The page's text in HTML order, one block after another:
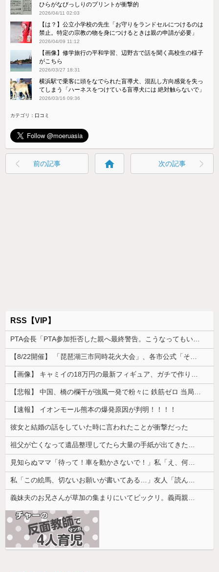
ひらがなびっしりのプリントが衝撃的
2026/04/11 02:03
【は？】公立小学校の先生「お守りをランドセルにつけるのは
禁止。特定の宗教の物を身につけるときは親の申請が必要」
2026/04/09 11:12
【画像】修学旅行の平和学習、辺野古で話を聞く高校生の様子
がこちら
2026/03/27 18:31
横浜駅で乗客に頭をなでられた盲導犬、混乱し方向感覚を失っ
てしまう「ハーネスをつけている盲導犬には 絶対触らないで」
2026/03/16 09:36
カテゴリ： 口コミ
前の記事 home 次の記事
RSS【VIP】
【速報】 イオンモール熊本の爆発原因が判明！！！！
彼女と結婚の話をしていた時に言われたことが衝撃だった